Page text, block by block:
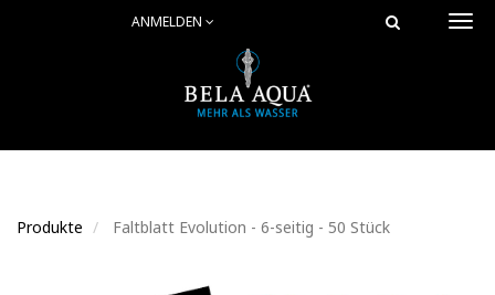
ANMELDEN
Produkte Faltblatt Evolution - 6-seitig - 50 Stück